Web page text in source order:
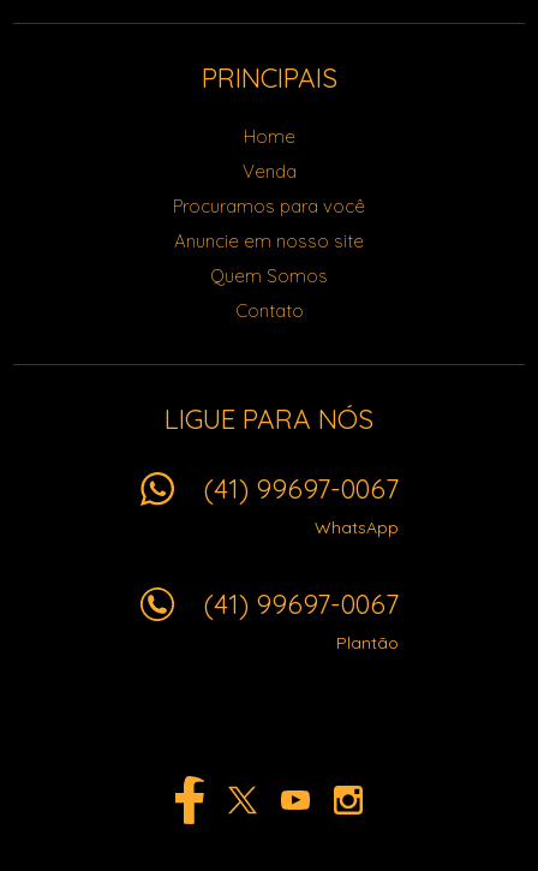
PRINCIPAIS
Home
Venda
Procuramos para você
Anuncie em nosso site
Quem Somos
Contato
LIGUE PARA NÓS
(41) 99697-0067
WhatsApp
(41) 99697-0067
Plantão